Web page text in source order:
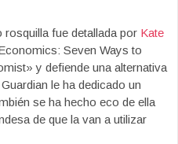
fue detallada por Kate
Seven Ways to
y defiende una alternativa
le ha dedicado un
se ha hecho eco de ella
de que la van a utilizar